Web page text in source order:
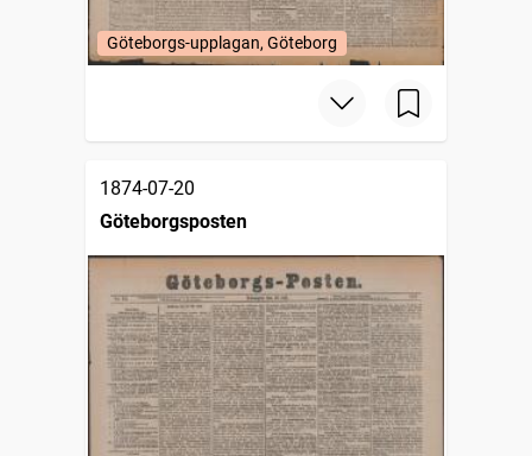
Göteborgs-upplagan, Göteborg
1874-07-20
Göteborgsposten